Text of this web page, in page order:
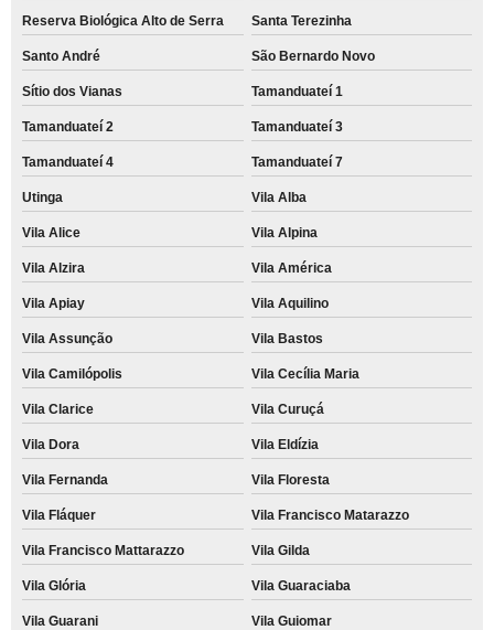
Reserva Biológica Alto de Serra Santa Terezinha
Santo André São Bernardo Novo
Sítio dos Vianas Tamanduateí 1
Tamanduateí 2 Tamanduateí 3
Tamanduateí 4 Tamanduateí 7
Utinga Vila Alba
Vila Alice Vila Alpina
Vila Alzira Vila América
Vila Apiay Vila Aquilino
Vila Assunção Vila Bastos
Vila Camilópolis Vila Cecília Maria
Vila Clarice Vila Curuçá
Vila Dora Vila Eldízia
Vila Fernanda Vila Floresta
Vila Fláquer Vila Francisco Matarazzo
Vila Francisco Mattarazzo Vila Gilda
Vila Glória Vila Guaraciaba
Vila Guarani Vila Guiomar